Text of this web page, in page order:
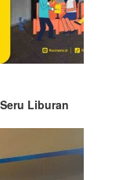
Liburan